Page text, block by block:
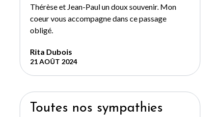
Thérèse et Jean-Paul un doux souvenir. Mon
coeur vous accompagne dans ce passage
obligé.
Rita Dubois
21 AOÛT 2024
Toutes nos sympathies